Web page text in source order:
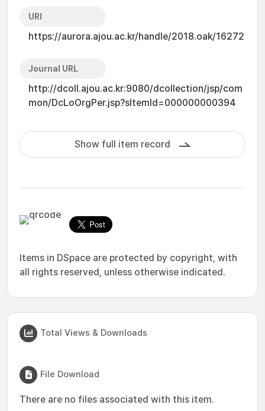
URI
https://aurora.ajou.ac.kr/handle/2018.oak/16272
Journal URL
http://dcoll.ajou.ac.kr:9080/dcollection/jsp/com
mon/DcLoOrgPer.jsp?sItemId=000000000394
Show full item record
Items in DSpace are protected by copyright, with
all rights reserved, unless otherwise indicated.
Total Views & Downloads
File Download
There are no files associated with this item.